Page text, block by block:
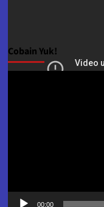
Cobain Yuk!
00:00